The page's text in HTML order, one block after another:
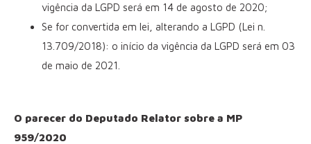
vigência da LGPD será em 14 de agosto de 2020;
Se for convertida em lei, alterando a LGPD (Lei n.
13.709/2018): o início da vigência da LGPD será em 03
de maio de 2021.
O parecer do Deputado Relator sobre a MP
959/2020